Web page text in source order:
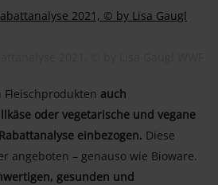
auch
oder vegetarische und vegane
einbezogen. Diese
angeboten – genauso wie Bioware.
gesunden und